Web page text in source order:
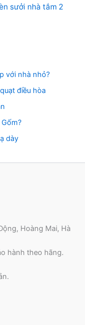
sưởi nhà tắm 2
với nhà nhỏ?
điều hòa
dày
Hoàng Mai, Hà
hành theo hãng.